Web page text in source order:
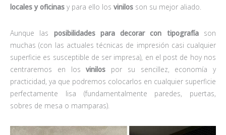
locales y oficinas y para ello los vinilos son su mejor aliado.
Aunque las posibilidades para decorar con tipografíason
muchas (con las actuales técnicas de impresión casi cualquier
superficie es susceptible de ser impresa), en el post de hoy nos
centraremos en losvinilos por su sencillez, economía y
practicidad, ya que podremos colocarlos en cualquier superficie
perfectamente lisa (fundamentalmente paredes, puertas,
sobres de mesa o mamparas).